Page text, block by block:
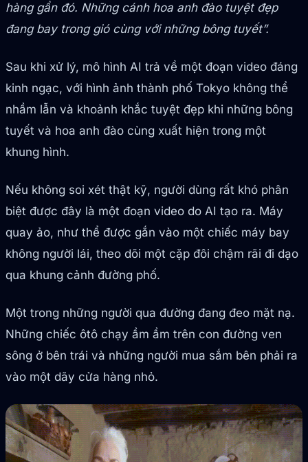
hàng gần đó. Những cánh hoa anh đào tuyệt đẹp
đang bay trong gió cùng với những bông tuyết”.
Sau khi xử lý, mô hình AI trả về một đoạn video đáng
kinh ngạc, với hình ảnh thành phố Tokyo không thể
nhầm lẫn và khoảnh khắc tuyệt đẹp khi những bông
tuyết và hoa anh đào cùng xuất hiện trong một
khung hình.
Nếu không soi xét thật kỹ, người dùng rất khó phân
biệt được đây là một đoạn video do AI tạo ra. Máy
quay ảo, như thể được gắn vào một chiếc máy bay
không người lái, theo dõi một cặp đôi chậm rãi đi dạo
qua khung cảnh đường phố.
Một trong những người qua đường đang đeo mặt nạ.
Những chiếc ôtô chạy ầm ầm trên con đường ven
sông ở bên trái và những người mua sắm bên phải ra
vào một dãy cửa hàng nhỏ.